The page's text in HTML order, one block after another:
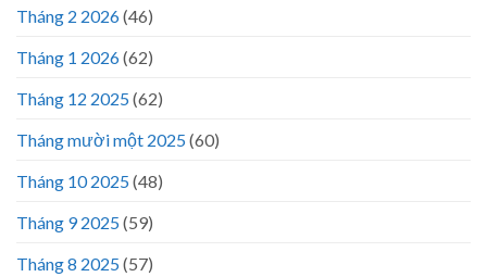
Tháng 2 2026(46)
Tháng 1 2026(62)
Tháng 12 2025(62)
Tháng mười một 2025(60)
Tháng 10 2025(48)
Tháng 9 2025(59)
Tháng 8 2025(57)